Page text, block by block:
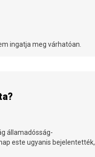
ingatja meg várhatóan.
államadósság-
este ugyanis bejelentették,